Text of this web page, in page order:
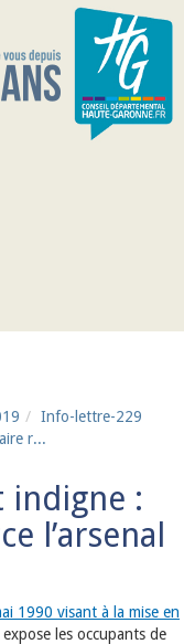
Info-lettre-229
r...
indigne :
l’arsenal
1990 visant à la mise en
les occupants de